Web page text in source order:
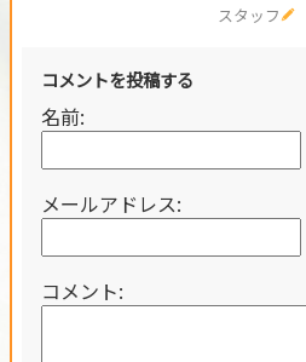
スタッフ
コメントを投稿する
名前:
メールアドレス:
コメント: